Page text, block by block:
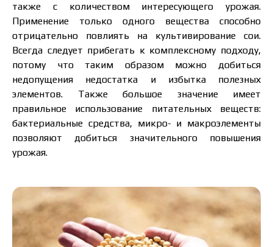
также с количеством интересующего урожая.
Применение только одного вещества способно
отрицательно повлиять на культивирование сои.
Всегда следует прибегать к комплексному подходу,
потому что таким образом можно добиться
недопущения недостатка и избытка полезных
элементов. Также большое значение имеет
правильное использование питательных веществ:
бактериальные средства, микро- и макроэлементы
позволяют добиться значительного повышения
урожая.